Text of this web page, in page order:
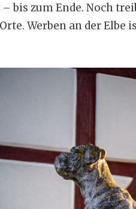
bis zum Ende. Noch
Werben an der Elbe